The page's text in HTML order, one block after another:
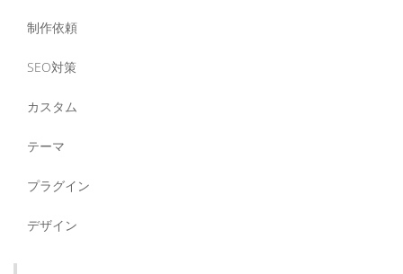
制作依頼
SEO対策
カスタム
テーマ
プラグイン
デザイン